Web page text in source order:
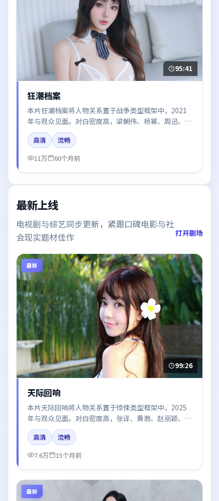
95:41
狂潮档案
本片狂潮档案将人物关系置于战争类型框架中，2021
年与观众见面。对白密度高，梁朝伟、杨幂、周迅、肖
战、谭卓的台词节奏值得关注；整体气质偏中国大陆都
市与冷色调摄影。
高清
流畅
11万
60个月前
最新上线
电视剧与综艺同步更新，紧跟口碑电影与社
会现实题材佳作
打开剧场
最新
99:26
天际回响
本片天际回响将人物关系置于惊悚类型框架中，2025
年与观众见面。对白密度高，张译、黄渤、赵丽颖、王
景春、雷佳音的台词节奏值得关注；整体气质偏日本都
市与冷色调摄影。
高清
流畅
7.6万
15个月前
最新